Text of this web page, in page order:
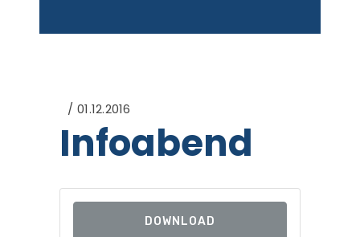
01.12.2016
Infoabend
DOWNLOAD